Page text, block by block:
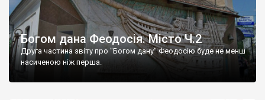
Богом дана Феодосія. Місто Ч.2
Друга частина звіту про "Богом дану" Феодосію буде не менш
насиченою ніж перша.